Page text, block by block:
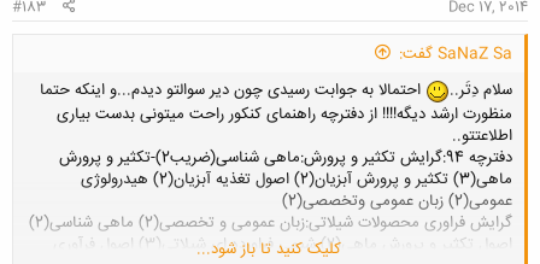
Dec 17, 2014
#183
SaNaZ Sa گفت:
سلام دِتَر..
احتمالا به جوابت رسیدی چون دیر سوالتو دیدم...و اینکه حتما
منظورت ارشد دیگه!!!! از دفترچه راهنمای کنکور راحت میتونی بدست بیاری
اطلاعتتو..
دفترچه 94:گرایش تکثیر و پرورش:ماهی شناسی(ضریب2)-تکثیر و پرورش
ماهی(3) تکثیر و پرورش آبزیان(2) اصول تغذیه آبزیان(2) هیدرولوژی
عمومی(2) زبان عمومی وتخصصی(2)
گرایش فراوری محصولات شیلاتی:زبان عمومی و تخصصی(2) ماهی شناسی(2)
اصول تکثیر و پرورش ماهی(2) شیمی فراورده ای شیلاتی(3) اصول فرآوری
کلیک کنید تا باز شود...